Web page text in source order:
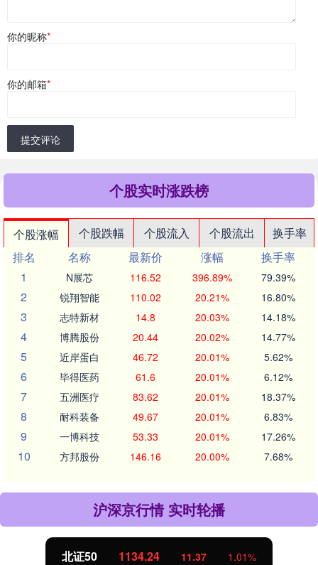
你的昵称*
你的邮箱*
提交评论
个股实时涨跌榜
个股涨幅 个股跌幅 个股流入 个股流出
换手率
排名
名称 最新价 涨幅
换手率
1
N展芯 116.52 396.89% 79.39%
2 锐翔智能 110.02 20.21% 16.80%
3 志特新材 14.8 20.03% 14.18%
4 博腾股份 20.44 20.02% 14.77%
5 近岸蛋白 46.72 20.01% 5.62%
6 毕得医药 61.6 20.01% 6.12%
7 五洲医疗 83.62 20.01% 18.37%
8 耐科装备 49.67 20.01% 6.83%
9 一博科技 53.33 20.01% 17.26%
10 方邦股份 146.16 20.00% 7.68%
沪深京行情 实时轮播
北证50 1134.24 11.37 1.01%